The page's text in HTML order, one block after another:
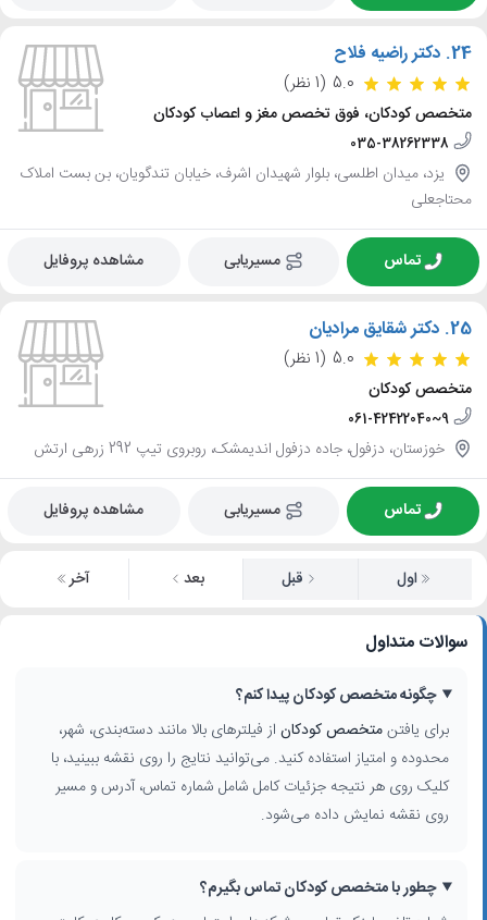
24. دکتر راضیه فلاح
5.0 (1 نظر)
متخصص کودکان، فوق تخصص مغز و اعصاب کودکان
035-38262338
یزد، میدان اطلسی، بلوار شهیدان اشرف، خیابان تندگویان، بن بست املاک
محتاجعلی
تماس مسیریابی مشاهده پروفایل
25. دکتر شقایق مرادیان
5.0 (1 نظر)
متخصص کودکان
061-42422040~9
خوزستان، دزفول، جاده دزفول اندیمشک، روبروی تیپ 292 زرهی ارتش
تماس مسیریابی مشاهده پروفایل
اول قبل بعد آخر
سوالات متداول
چگونه متخصص کودکان پیدا کنم؟
برای یافتنمتخصص کودکان از فیلترهای بالا مانند دسته‌بندی، شهر،
محدوده و امتیاز استفاده کنید. می‌توانید نتایج را روی نقشه ببینید، با
کلیک روی هر نتیجه جزئیات کامل شامل شماره تماس، آدرس و مسیر
روی نقشه نمایش داده می‌شود.
چطور با متخصص کودکان تماس بگیرم؟